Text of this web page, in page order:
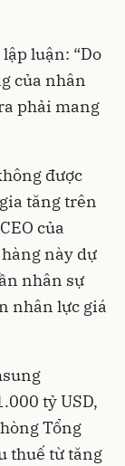
luận: “Do
của nhân
phải mang
được
tăng trên
của
này dự
nhân sự
nhân lực giá
tỷ USD,
Tổng
thuế từ tăng